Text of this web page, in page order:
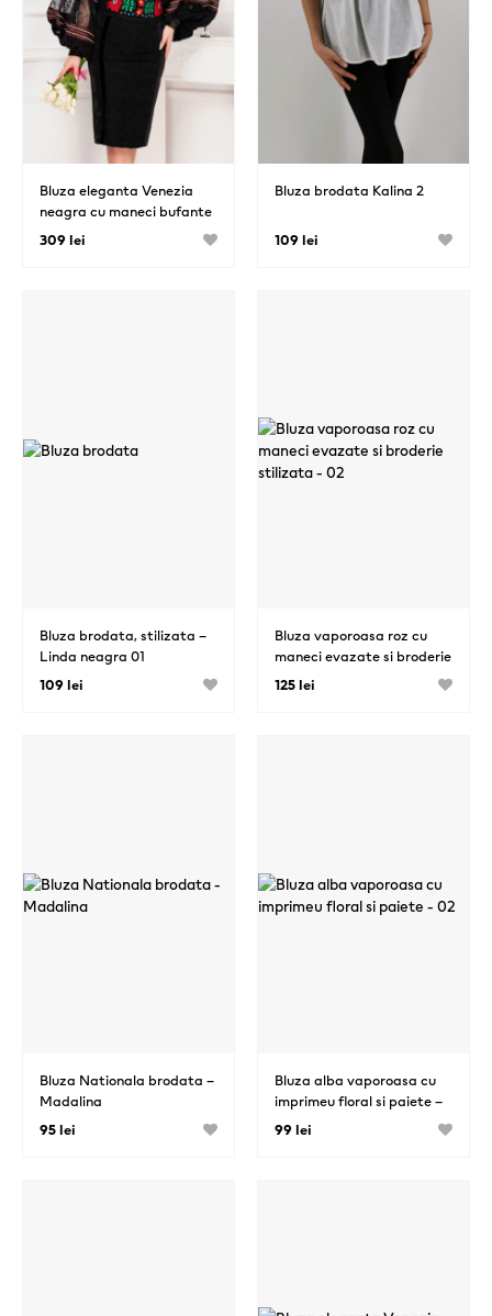
Bluza eleganta Venezia
neagra cu maneci bufante
brodate si guler din
309 lei
Bluza brodata Kalina 2
109 lei
Bluza brodata, stilizata –
Linda neagra 01
109 lei
Bluza vaporoasa roz cu
maneci evazate si broderie
stilizata – 02
125 lei
Bluza Nationala brodata –
Madalina
95 lei
Bluza alba vaporoasa cu
imprimeu floral si paiete –
02
99 lei